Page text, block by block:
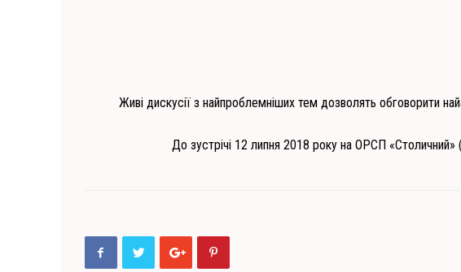
Живі дискусії з найпроблемніших тем дозволять обговорити
До зустрічі 12 липня 2018 року на ОРСП